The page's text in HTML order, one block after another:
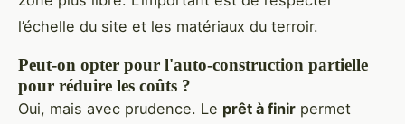
l’échelle du site et les matériaux du terroir.
Peut-on opter pour l'auto-construction partielle
pour réduire les coûts ?
Oui, mais avec prudence. Le prêt à finir permet